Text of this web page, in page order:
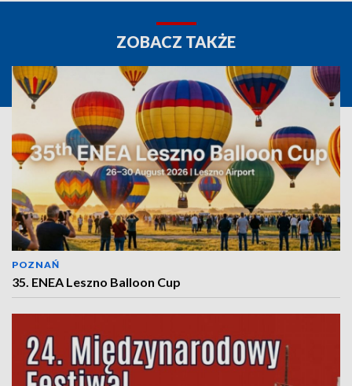
ZOBACZ TAKŻE
POZNAŃ
35. ENEA Leszno Balloon Cup